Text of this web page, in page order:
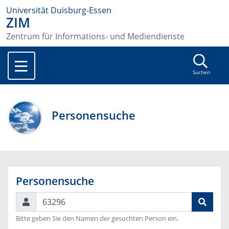
Universität Duisburg-Essen
ZIM
Zentrum für Informations- und Mediendienste
Suchen
Personensuche
Personensuche
Suchen
Bitte geben Sie den Namen der gesuchten Person ein.